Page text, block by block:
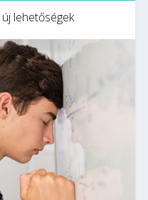
lehetőségek